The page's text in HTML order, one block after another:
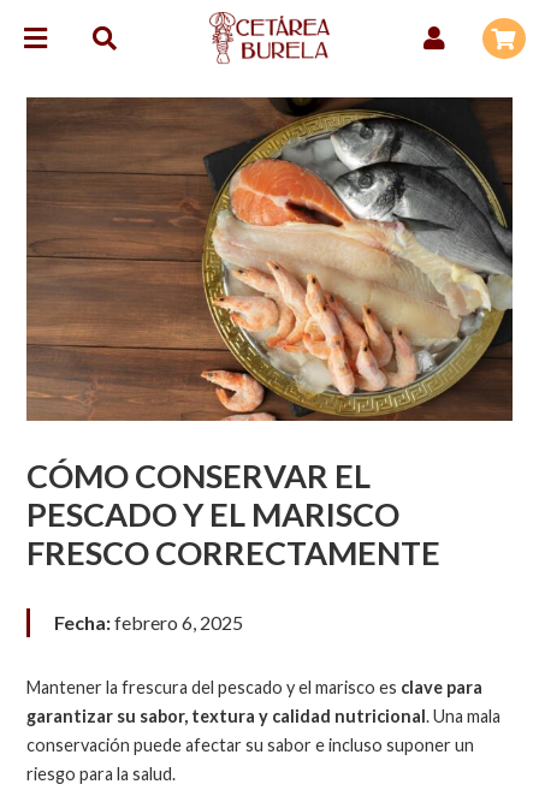
CÓMO CONSERVAR EL
PESCADO Y EL MARISCO
FRESCO CORRECTAMENTE
Fecha:febrero 6, 2025
Mantener la frescura del pescado y el marisco es clave para
garantizar su sabor, textura y calidad nutricional. Una mala
conservación puede afectar su sabor e incluso suponer un
riesgo para la salud.